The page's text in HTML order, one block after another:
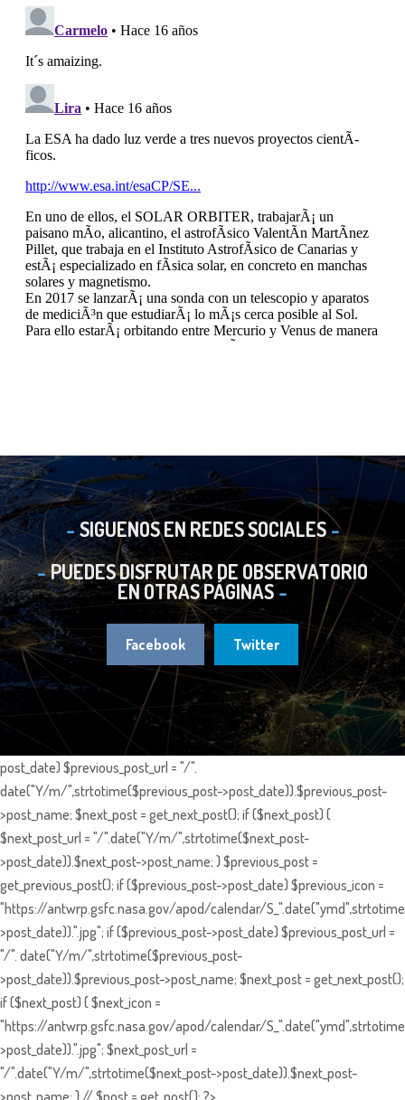
SIGUENOS EN REDES SOCIALES
PUEDES DISFRUTAR DE OBSERVATORIO
EN OTRAS PÁGINAS
Facebook Twitter
post_date) $previous_post_url = "/".
date("Y/m/",strtotime($previous_post->post_date)).$previous_post-
>post_name; $next_post = get_next_post(); if ($next_post) {
$next_post_url = "/".date("Y/m/",strtotime($next_post-
>post_date)).$next_post->post_name; } $previous_post =
get_previous_post(); if ($previous_post->post_date) $previous_icon =
"https://antwrp.gsfc.nasa.gov/apod/calendar/
>post_date)).".jpg"; if ($previous_post->post_date) $previous_post_url =
"/". date("Y/m/",strtotime($previous_post-
>post_date)).$previous_post->post_name; $next_post = get_next_post();
if ($next_post) { $next_icon =
"https://antwrp.gsfc.nasa.gov/apod/calendar/
>post_date)).".jpg"; $next_post_url =
"/".date("Y/m/",strtotime($next_post->post_date)).$next_post-
>post_name; } // $post = get_post(); ?>